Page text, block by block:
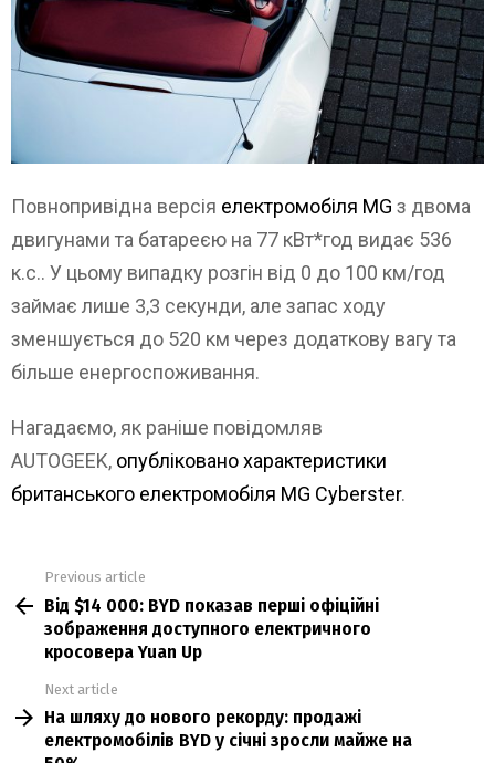
Повнопривідна версія електромобіля MG з двома
двигунами та батареєю на 77 кВт*год видає 536
к.с.. У цьому випадку розгін від 0 до 100 км/год
займає лише 3,3 секунди, але запас ходу
зменшується до 520 км через додаткову вагу та
більше енергоспоживання.
Нагадаємо, як раніше повідомляв
AUTOGEEK, опубліковано характеристики
британського електромобіля MG Cyberster.
more
Previous article
Від $14 000: BYD показав перші офіційні
зображення доступного електричного
кросовера Yuan Up
Next article
На шляху до нового рекорду: продажі
електромобілів BYD у січні зросли майже на